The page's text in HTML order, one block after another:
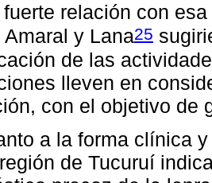
relación con
Amaral y Lana25
de las
lleven en
con el objetivo de
a la forma clínica
de Tucuruí